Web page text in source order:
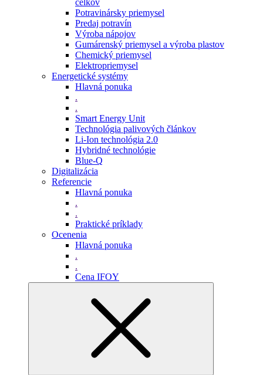
celkov
Potravinársky priemysel
Predaj potravín
Výroba nápojov
Gumárenský priemysel a výroba plastov
Chemický priemysel
Elektropriemysel
Energetické systémy
Hlavná ponuka
.
.
Smart Energy Unit
Technológia palivových článkov
Li-Ion technológia 2.0
Hybridné technológie
Blue-Q
Digitalizácia
Referencie
Hlavná ponuka
.
.
Praktické príklady
Ocenenia
Hlavná ponuka
.
.
Cena IFOY